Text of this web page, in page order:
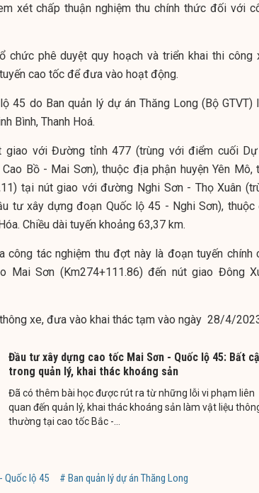
xét chấp thuận nghiệm thu chính thức đối với
chức phê duyệt quy hoạch và triển khai thi công
cao tốc để đưa vào hoạt động.
45 do Ban quản lý dự án Thăng Long (Bộ GTVT)
Bình, Thanh Hoá.
giao với Đường tỉnh 477 (trùng với điểm cuối
Bồ - Mai Sơn), thuộc địa phận huyện Yên Mô,
tại nút giao với đường Nghi Sơn - Thọ Xuân
tư xây dựng đoạn Quốc lộ 45 - Nghi Sơn), thuộc
Chiều dài tuyến khoảng 63,37 km.
tác nghiệm thu đợt này là đoạn tuyến chính
Mai Sơn (Km274+111.86) đến nút giao Đông
xe, đưa vào khai thác tạm vào ngày 28/4/
Đầu tư xây dựng cao tốc Mai Sơn - Quốc lộ 45: Bất
trong quản lý, khai thác khoáng sản
Đã có thêm bài học được rút ra từ những lỗi vi phạm liên
quan đến quản lý, khai thác khoáng sản làm vật liệu
thường tại cao tốc Bắc -...
Quốc lộ 45 # Ban quản lý dự án Thăng Long